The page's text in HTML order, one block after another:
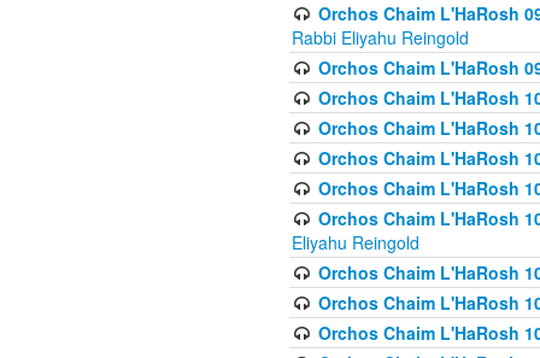
Orchos Chaim L'HaRosh
Rabbi Eliyahu Reingold
Orchos Chaim L'HaRosh
Orchos Chaim L'HaRosh
Orchos Chaim L'HaRosh
Orchos Chaim L'HaRosh
Orchos Chaim L'HaRosh
Orchos Chaim L'HaRosh
Eliyahu Reingold
Orchos Chaim L'HaRosh
Orchos Chaim L'HaRosh
Orchos Chaim L'HaRosh